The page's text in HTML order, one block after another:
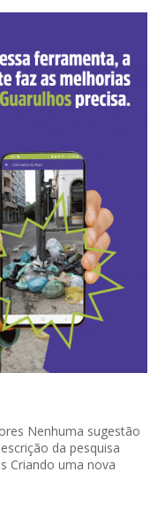
Nenhuma sugestão
da pesquisa
Criando uma nova